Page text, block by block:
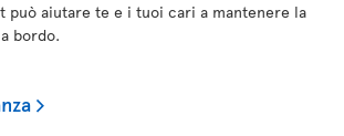
può aiutare te e i tuoi cari a mantenere la
bordo.